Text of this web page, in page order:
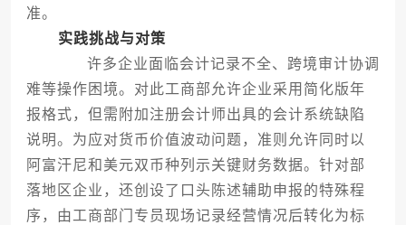
准。
实践挑战与对策
许多企业面临会计记录不全、跨境审计协调
难等操作困境。对此工商部允许企业采用简化版年
报格式，但需附加注册会计师出具的会计系统缺陷
说明。为应对货币价值波动问题，准则允许同时以
阿富汗尼和美元双币种列示关键财务数据。针对部
落地区企业，还创设了口头陈述辅助申报的特殊程
序，由工商部门专员现场记录经营情况后转化为标